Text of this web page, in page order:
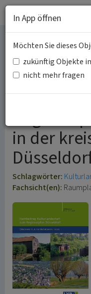
(KLBs) im
in der
Schlagwörter:
Fachsicht(en):
In App öffnen
Möchten Sie dieses
zukünftig Objekte
nicht mehr fragen